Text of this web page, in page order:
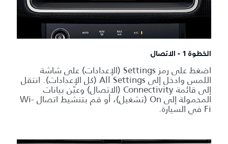
الخطوة 1 - الاتصال
اضغط على رمز Settings (الإعدادات) على شاشة
اللمس وادخل إلى All Settings (كل الإعدادات). انتقل
إلى قائمة Connectivity (الاتصال) وعيّن بيانات
المحمولة إلى On (تشغيل)، أو قم بتنشيط اتصال Wi-
Fi في السيارة.